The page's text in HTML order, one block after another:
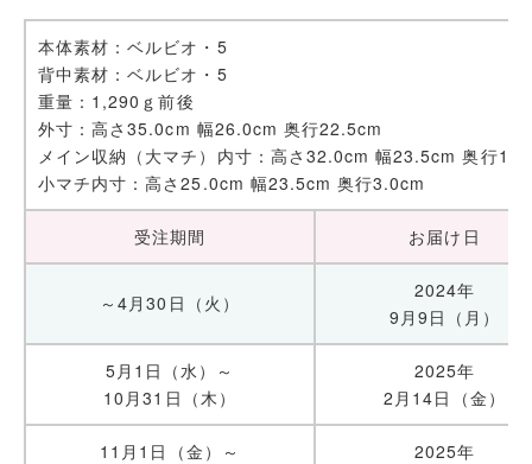
本体素材：ベルビオ・5
背中素材：ベルビオ・5
重量：1,290ｇ前後
外寸：高さ35.0cm 幅26.0cm 奥行22.5cm
メイン収納（大マチ）内寸：高さ32.0cm 幅23.5cm 奥行
小マチ内寸：高さ25.0cm 幅23.5cm 奥行3.0cm
受注期間 お届け日
～4月30日（火）
2024年
9月9日（月）
5月1日（水）～
10月31日（木）
2025年
2月14日（金）
11月1日（金）～
2025年